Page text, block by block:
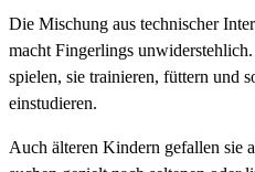
Die Mischung aus technischer
macht Fingerlings
spielen, sie trainieren, füttern und
einstudieren.
Auch älteren Kindern gefallen sie